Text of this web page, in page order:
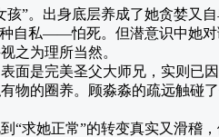
孩”。出身底层养成了她贪婪又
自私——怕死。但潜意识中她
之为理所当然。
面是完美圣父大师兄，实则已
物的圈养。顾淼淼的疏远触碰
“求她正常”的转变真实又滑稽